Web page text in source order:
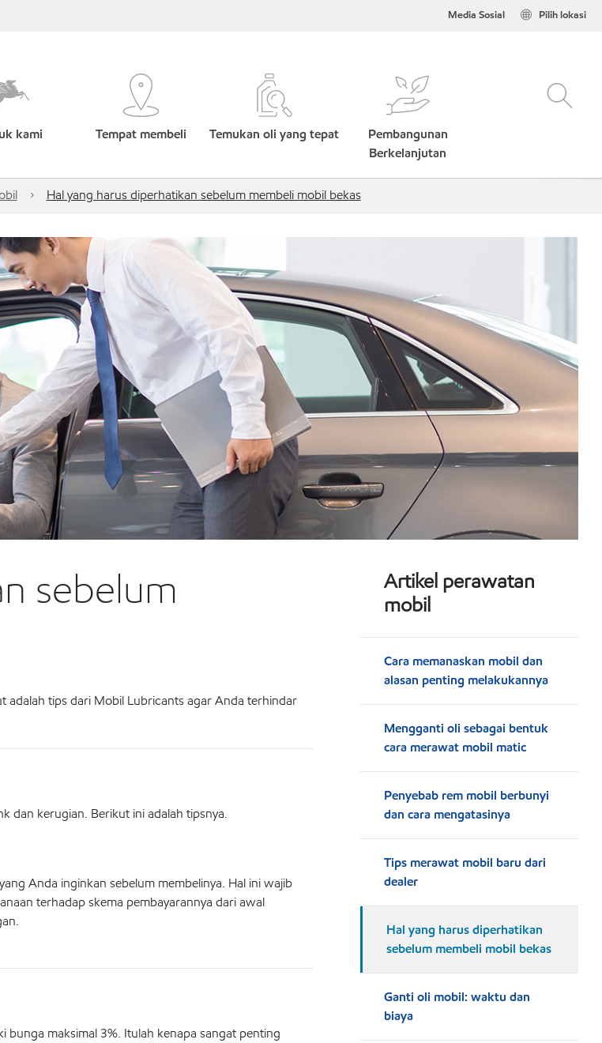
Pilih lokasi
Media Sosial
kami Tempat membeli Temukan oli yang tepat
Pembangunan
Berkelanjutan
Hal yang harus diperhatikan sebelum membeli mobil bekas
sebelum
adalah tips dari Mobil Lubricants agar Anda terhindar
dan kerugian. Berikut ini adalah tipsnya.
Anda inginkan sebelum membelinya. Hal ini wajib
terhadap skema pembayarannya dari awal
bunga maksimal 3%. Itulah kenapa sangat penting
Artikel perawatan
mobil
Cara memanaskan mobil dan
alasan penting melakukannya
Mengganti oli sebagai bentuk
cara merawat mobil matic
Penyebab rem mobil berbunyi
dan cara mengatasinya
Tips merawat mobil baru dari
dealer
Hal yang harus diperhatikan
sebelum membeli mobil bekas
Ganti oli mobil: waktu dan
biaya